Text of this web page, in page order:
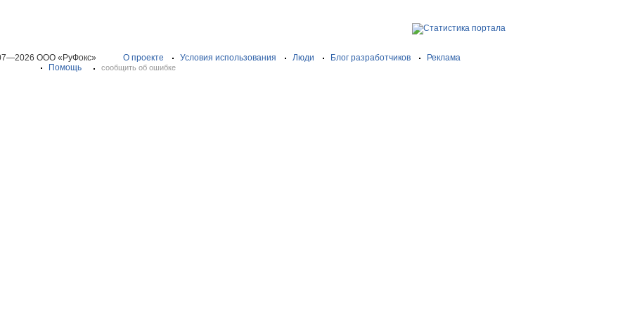
ООО «РуФокс» О проекте Условия использования Люди Блог разработчиков
Реклама
Помощь
сообщить об ошибке